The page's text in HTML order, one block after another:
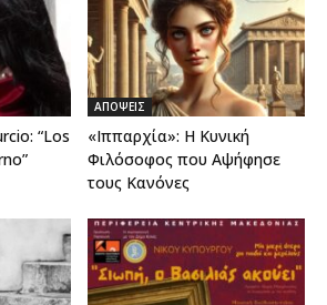
“Los
ΑΠΟΨΕΙΣ
«Ιππαρχία»: Η Κυνική
Φιλόσοφος που Αψήφησε
τους Κανόνες